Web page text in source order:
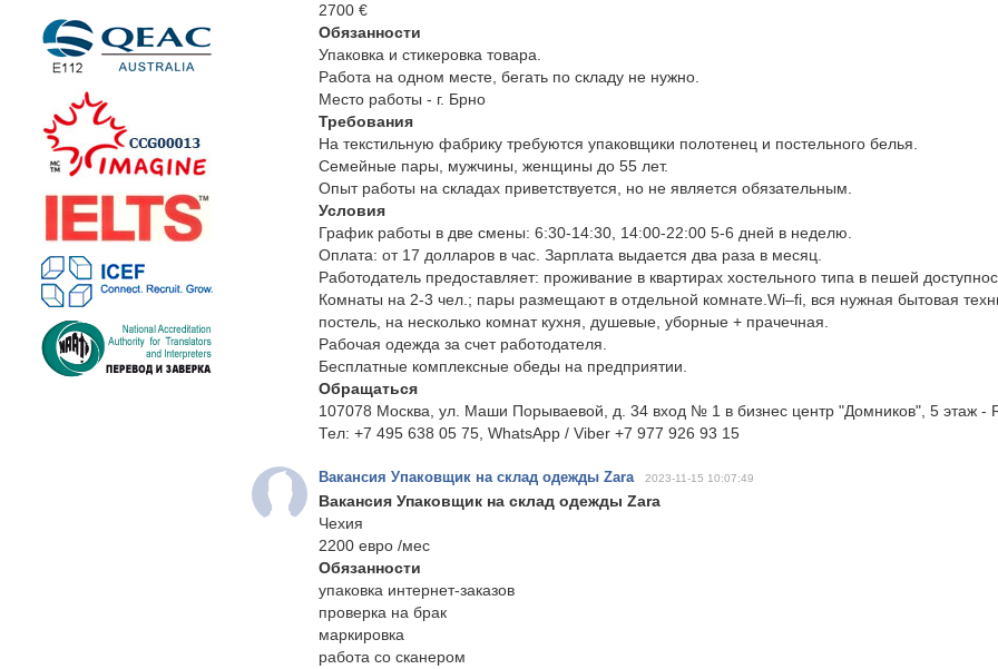
2700 €
Обязанности
Упаковка и стикеровка товара.
Работа на одном месте, бегать по складу не нужно.
Место работы - г. Брно
Требования
На текстильную фабрику требуются упаковщики полотенец и постельного белья.
Семейные пары, мужчины, женщины до 55 лет.
Опыт работы на складах приветствуется, но не является обязательным.
Условия
График работы в две смены: 6:30-14:30, 14:00-22:00 5-6 дней в неделю.
Оплата: от 17 долларов в час. Зарплата выдается два раза в месяц.
Работодатель предоставляет: проживание в квартирах хостельного типа в пешей
Комнаты на 2-3 чел.; пары размещают в отдельной комнате.Wi–fi, вся нужная бытовая
постель, на несколько комнат кухня, душевые, уборные + прачечная.
Рабочая одежда за счет работодателя.
Бесплатные комплексные обеды на предприятии.
Обращаться
107078 Москва, ул. Маши Порываевой, д. 34 вход № 1 в бизнес центр "Домников", 5 этаж -
Тел: +7 495 638 05 75, WhatsApp / Viber +7 977 926 93 15
Вакансия Упаковщик на склад одежды Zara 2023-11-15 10:07:49
Вакансия Упаковщик на склад одежды Zara
Чехия
2200 евро /мес
Обязанности
упаковка интернет-заказов
проверка на брак
маркировка
работа со сканером